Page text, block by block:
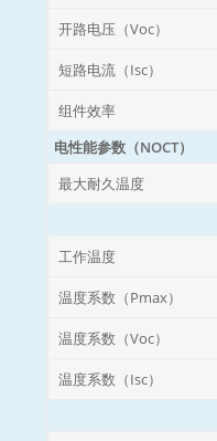
开路电压（Voc）
短路电流（Isc）
组件效率
电性能参数（NOCT）
最大耐久温度
工作温度
温度系数（Pmax）
温度系数（Voc）
温度系数（Isc）